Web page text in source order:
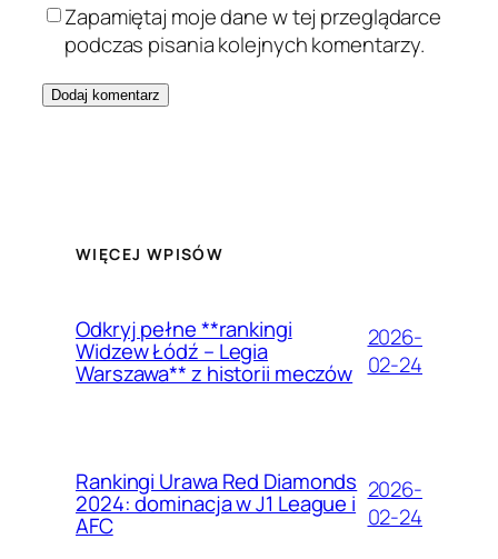
Zapamiętaj moje dane w tej przeglądarce
podczas pisania kolejnych komentarzy.
WIĘCEJ WPISÓW
Odkryj pełne **rankingi
Widzew Łódź – Legia
Warszawa** z historii meczów
2026-
02-24
Rankingi Urawa Red Diamonds
2024: dominacja w J1 League i
AFC
2026-
02-24